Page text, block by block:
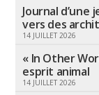
Journal
vers des
14 JUILLET 2026
« In Other
esprit animal
14 JUILLET 2026